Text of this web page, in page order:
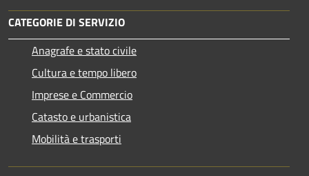
CATEGORIE DI SERVIZIO
Anagrafe e stato civile
Cultura e tempo libero
Imprese e Commercio
Catasto e urbanistica
Mobilità e trasporti